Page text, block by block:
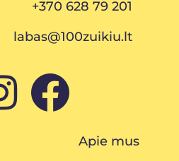
+370 628 79 201
labas@100zuikiu.lt
Apie mus